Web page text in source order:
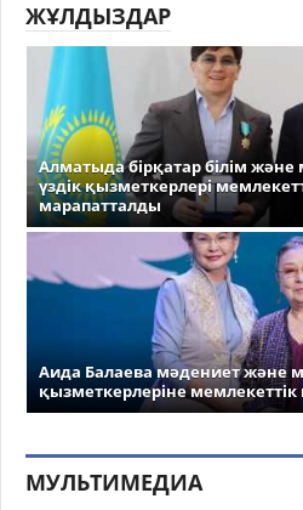
ЖҰЛДЫЗДАР
Алматыда бірқатар білім
үздік қызметкерлері
марапатталды
Аида Балаева мәдениет және
қызметкерлеріне
МУЛЬТИМЕДИА